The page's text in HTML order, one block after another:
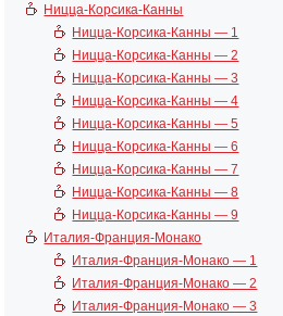
Ницца-Корсика-Канны
Ницца-Корсика-Канны — 1
Ницца-Корсика-Канны — 2
Ницца-Корсика-Канны — 3
Ницца-Корсика-Канны — 4
Ницца-Корсика-Канны — 5
Ницца-Корсика-Канны — 6
Ницца-Корсика-Канны — 7
Ницца-Корсика-Канны — 8
Ницца-Корсика-Канны — 9
Италия-Франция-Монако
Италия-Франция-Монако — 1
Италия-Франция-Монако — 2
Италия-Франция-Монако — 3